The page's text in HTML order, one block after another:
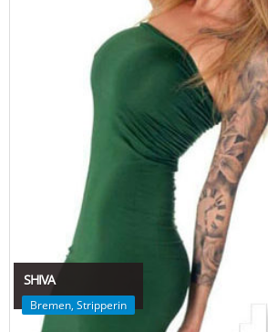
SHIVA
Bremen, Stripperin